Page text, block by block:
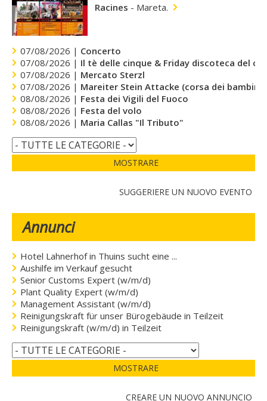
Racines - Mareta.
07/08/2026 | Concerto
07/08/2026 | Il tè delle cinque & Friday discoteca del
07/08/2026 | Mercato Sterzl
07/08/2026 | Mareiter Stein Attacke (corsa dei bambini)
08/08/2026 | Festa dei Vigili del Fuoco
08/08/2026 | Festa del volo
08/08/2026 | Maria Callas "Il Tributo"
MOSTRARE
SUGGERIERE UN NUOVO EVENTO
Annunci
Hotel Lahnerhof in Thuins sucht eine ...
Aushilfe im Verkauf gesucht
Senior Customs Expert (w/m/d)
Plant Quality Expert (w/m/d)
Management Assistant (w/m/d)
Reinigungskraft für unser Bürogebäude in Teilzeit
Reinigungskraft (w/m/d) in Teilzeit
MOSTRARE
CREARE UN NUOVO ANNUNCIO